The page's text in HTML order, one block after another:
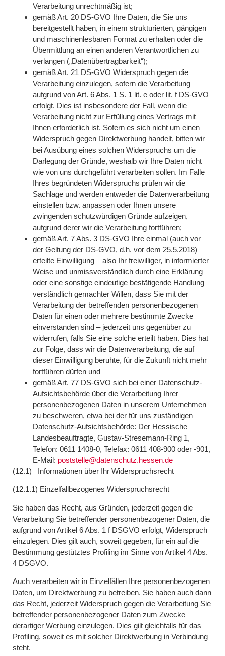
Verarbeitung unrechtmäßig ist;
gemäß Art. 20 DS-GVO Ihre Daten, die Sie uns
bereitgestellt haben, in einem strukturierten, gängigen
und maschinenlesbaren Format zu erhalten oder die
Übermittlung an einen anderen Verantwortlichen zu
verlangen („Datenübertragbarkeit“);
gemäß Art. 21 DS-GVO Widerspruch gegen die
Verarbeitung einzulegen, sofern die Verarbeitung
aufgrund von Art. 6 Abs. 1 S. 1 lit. e oder lit. f DS-GVO
erfolgt. Dies ist insbesondere der Fall, wenn die
Verarbeitung nicht zur Erfüllung eines Vertrags mit
Ihnen erforderlich ist. Sofern es sich nicht um einen
Widerspruch gegen Direktwerbung handelt, bitten wir
bei Ausübung eines solchen Widerspruchs um die
Darlegung der Gründe, weshalb wir Ihre Daten nicht
wie von uns durchgeführt verarbeiten sollen. Im Falle
Ihres begründeten Widerspruchs prüfen wir die
Sachlage und werden entweder die Datenverarbeitung
einstellen bzw. anpassen oder Ihnen unsere
zwingenden schutzwürdigen Gründe aufzeigen,
aufgrund derer wir die Verarbeitung fortführen;
gemäß Art. 7 Abs. 3 DS-GVO Ihre einmal (auch vor
der Geltung der DS-GVO, d.h. vor dem 25.5.2018)
erteilte Einwilligung – also Ihr freiwilliger, in informierter
Weise und unmissverständlich durch eine Erklärung
oder eine sonstige eindeutige bestätigende Handlung
verständlich gemachter Willen, dass Sie mit der
Verarbeitung der betreffenden personenbezogenen
Daten für einen oder mehrere bestimmte Zwecke
einverstanden sind – jederzeit uns gegenüber zu
widerrufen, falls Sie eine solche erteilt haben. Dies hat
zur Folge, dass wir die Datenverarbeitung, die auf
dieser Einwilligung beruhte, für die Zukunft nicht mehr
fortführen dürfen und
gemäß Art. 77 DS-GVO sich bei einer Datenschutz-
Aufsichtsbehörde über die Verarbeitung Ihrer
personenbezogenen Daten in unserem Unternehmen
zu beschweren, etwa bei der für uns zuständigen
Datenschutz-Aufsichtsbehörde: Der Hessische
Landesbeauftragte, Gustav-Stresemann-Ring 1,
Telefon: 0611 1408-0, Telefax: 0611 408-900 oder -901,
E-Mail: poststelle@datenschutz.hessen.de
(12.1) Informationen über Ihr Widerspruchsrecht
(12.1.1) Einzelfallbezogenes Widerspruchsrecht
Sie haben das Recht, aus Gründen, jederzeit gegen die
Verarbeitung Sie betreffender personenbezogener Daten, die
aufgrund von Artikel 6 Abs. 1 f DSGVO erfolgt, Widerspruch
einzulegen. Dies gilt auch, soweit gegeben, für ein auf die
Bestimmung gestütztes Profiling im Sinne von Artikel 4 Abs.
4 DSGVO.
Auch verarbeiten wir in Einzelfällen Ihre personenbezogenen
Daten, um Direktwerbung zu betreiben. Sie haben auch dann
das Recht, jederzeit Widerspruch gegen die Verarbeitung Sie
betreffender personenbezogener Daten zum Zwecke
derartiger Werbung einzulegen. Dies gilt gleichfalls für das
Profiling, soweit es mit solcher Direktwerbung in Verbindung
steht.